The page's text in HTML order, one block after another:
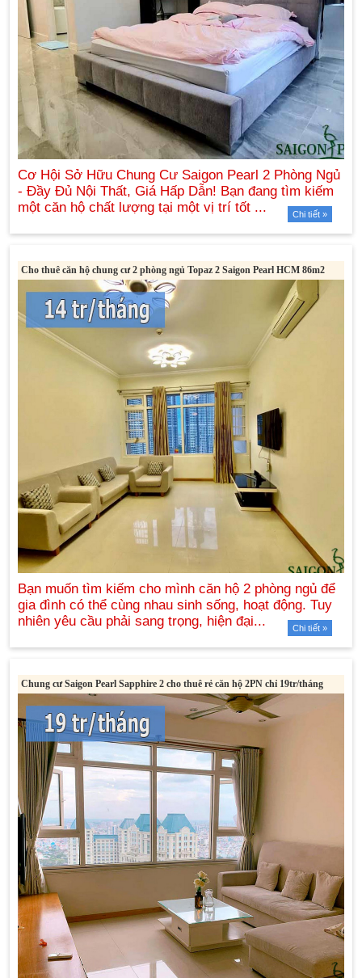
Chi tiết »
Cho thuê căn hộ chung cư 2 phòng ngủ Topaz 2 Saigon Pearl HCM 86m2
Chi tiết »
Chung cư Saigon Pearl Sapphire 2 cho thuê rẻ căn hộ 2PN chỉ 19tr/tháng